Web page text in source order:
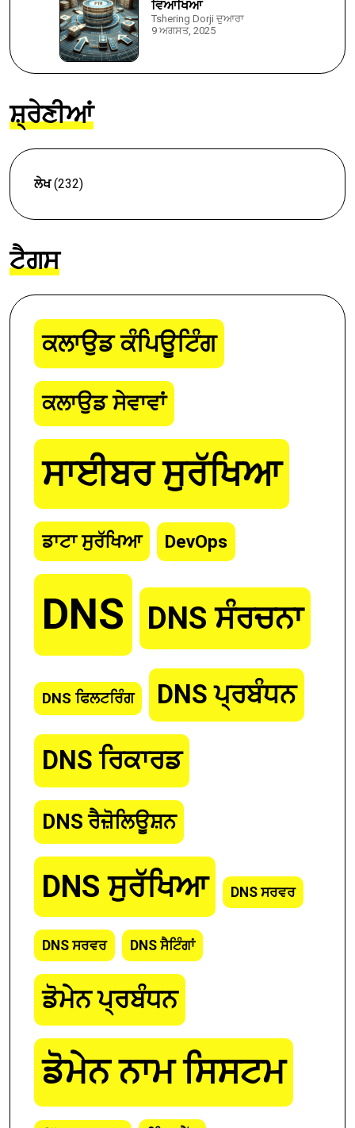
ਵਿਆਖਿਆ
Tshering Dorji ਦੁਆਰਾ
9 ਅਗਸਤ, 2025
ਸ਼੍ਰੇਣੀਆਂ
ਲੇਖ(232)
ਟੈਗਸ
ਕਲਾਉਡ ਕੰਪਿਊਟਿੰਗ
ਕਲਾਉਡ ਸੇਵਾਵਾਂ
ਸਾਈਬਰ ਸੁਰੱਖਿਆ
ਡਾਟਾ ਸੁਰੱਖਿਆ DevOps
DNS DNS ਸੰਰਚਨਾ
DNS ਫਿਲਟਰਿੰਗ DNS ਪ੍ਰਬੰਧਨ
DNS ਰਿਕਾਰਡ
DNS ਰੈਜ਼ੋਲਿਊਸ਼ਨ
DNS ਸੁਰੱਖਿਆ DNS ਸਰਵਰ
DNS ਸਰਵਰ DNS ਸੈਟਿੰਗਾਂ
ਡੋਮੇਨ ਪ੍ਰਬੰਧਨ
ਡੋਮੇਨ ਨਾਮ ਸਿਸਟਮ